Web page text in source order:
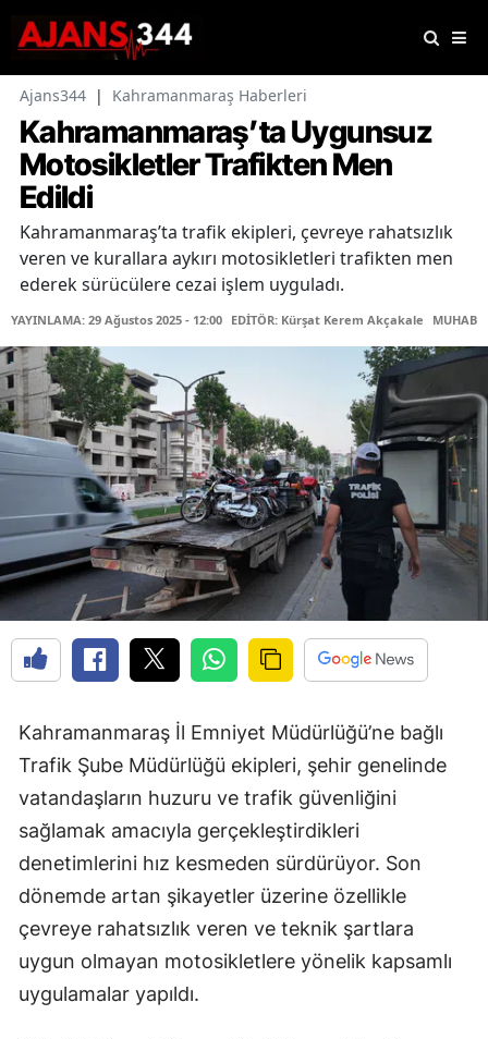
Ajans344 | Kahramanmaraş Haberleri
Kahramanmaraş’ta Uygunsuz
Motosikletler Trafikten Men
Edildi
Kahramanmaraş’ta trafik ekipleri, çevreye rahatsızlık
veren ve kurallara aykırı motosikletleri trafikten men
ederek sürücülere cezai işlem uyguladı.
YAYINLAMA: 29 Ağustos 2025 - 12:00 EDİTÖR: Kürşat Kerem Akçakale
Kahramanmaraş İl Emniyet Müdürlüğü’ne bağlı
Trafik Şube Müdürlüğü ekipleri, şehir genelinde
vatandaşların huzuru ve trafik güvenliğini
sağlamak amacıyla gerçekleştirdikleri
denetimlerini hız kesmeden sürdürüyor. Son
dönemde artan şikayetler üzerine özellikle
çevreye rahatsızlık veren ve teknik şartlara
uygun olmayan motosikletlere yönelik kapsamlı
uygulamalar yapıldı.